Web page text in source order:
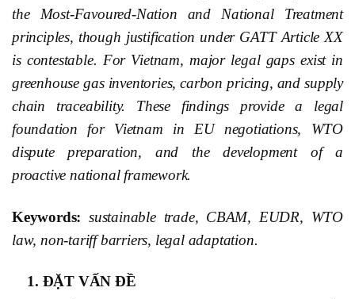
the Most-Favoured-Nation and National Treatment
principles, though justification under GATT Article XX
is contestable. For Vietnam, major legal gaps exist in
greenhouse gas inventories, carbon pricing, and supply
chain traceability. These findings provide a legal
foundation for Vietnam in EU negotiations, WTO
dispute preparation, and the development of a
proactive national framework.
Keywords: sustainable trade, CBAM, EUDR, WTO
law, non-tariff barriers, legal adaptation.
1. ĐẶT VẤN ĐỀ